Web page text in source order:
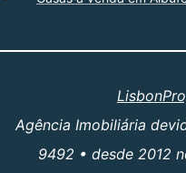
Agência Imobiliária
9492 • desde 2012